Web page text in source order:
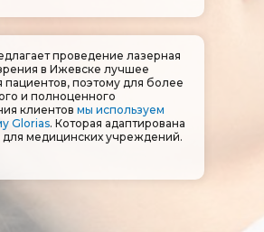
проведение лазерная
в Ижевске лучшее
пациентов, поэтому для более
и полноценного
клиентов мы используем
Glorias. Которая адаптирована
для медицинских учреждений.